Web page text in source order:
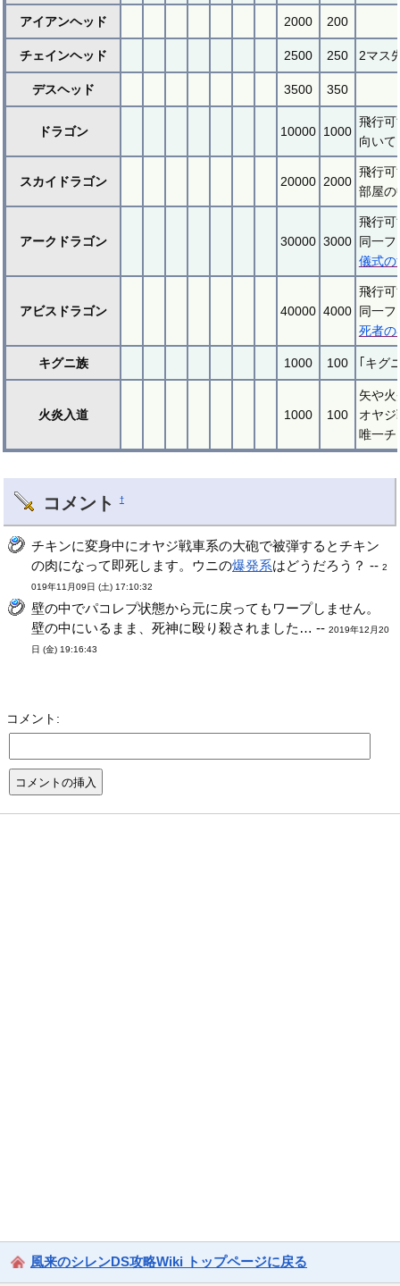
アイアンヘッド 2000 200
チェインヘッド 2500 250 2マス
デスヘッド 3500 350
ドラゴン 10000 1000
飛行可
向いて
スカイドラゴン 20000 2000
飛行可
部屋の
アークドラゴン 30000 3000
飛行可
同一フ
儀式の
アビスドラゴン 40000 4000
飛行可
同一フ
死者の
キグニ族 1000 100 ｢キグ
火炎入道 1000 100
矢や火
オヤジ
唯一チ
コメント †
チキンに変身中にオヤジ戦車系の大砲で被弾するとチキン
の肉になって即死します。ウニの爆発系はどうだろう？ --2
019年11月09日 (土) 17:10:32
壁の中でパコレプ状態から元に戻ってもワープしません。
壁の中にいるまま、死神に殴り殺されました… --2019年12月20
日 (金) 19:16:43
コメント:
風来のシレンDS攻略Wiki トップページに戻る